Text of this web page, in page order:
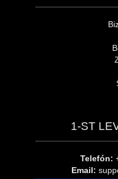
1-ST
Telefón:
Email: